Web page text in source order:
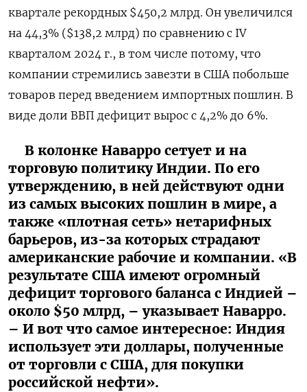
квартале рекордных $450,2 млрд. Он увеличился
на 44,3% ($138,2 млрд) по сравнению с IV
кварталом 2024 г., в том числе потому, что
компании стремились завезти в США побольше
товаров перед введением импортных пошлин. В
виде доли ВВП дефицит вырос с 4,2% до 6%.
В колонке Наварро сетует и на
торговую политику Индии. По его
утверждению, в ней действуют одни
из самых высоких пошлин в мире, а
также «плотная сеть» нетарифных
барьеров, из-за которых страдают
американские рабочие и компании. «В
результате США имеют огромный
дефицит торгового баланса с Индией –
около $50 млрд, – указывает Наварро.
– И вот что самое интересное: Индия
использует эти доллары, полученные
от торговли с США, для покупки
российской нефти».